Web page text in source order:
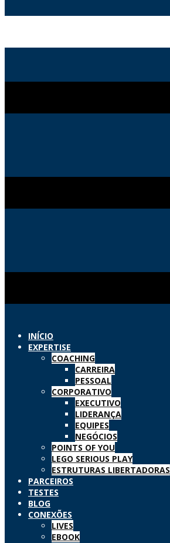
INÍCIO
EXPERTISE
COACHING
CARREIRA
PESSOAL
CORPORATIVO
EXECUTIVO
LIDERANÇA
EQUIPES
NEGÓCIOS
POINTS OF YOU
LEGO SERIOUS PLAY
ESTRUTURAS LIBERTADORAS
PARCEIROS
TESTES
BLOG
CONEXÕES
LIVES
EBOOK